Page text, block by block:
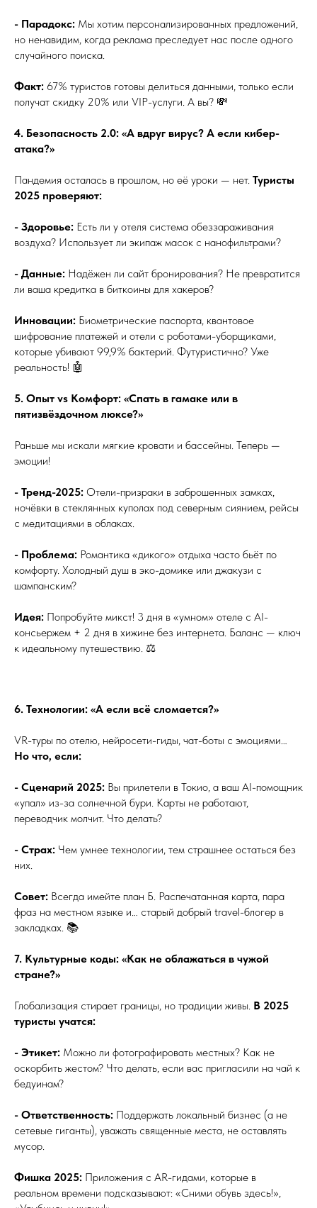
- Парадокс: Мы хотим персонализированных предложений,
но ненавидим, когда реклама преследует нас после одного
случайного поиска.
Факт: 67% туристов готовы делиться данными, только если
получат скидку 20% или VIP-услуги. А вы? 💸
4. Безопасность 2.0: «А вдруг вирус? А если кибер-
атака?»
Пандемия осталась в прошлом, но её уроки — нет. Туристы
2025 проверяют:
- Здоровье: Есть ли у отеля система обеззараживания
воздуха? Использует ли экипаж масок с нанофильтрами?
- Данные: Надёжен ли сайт бронирования? Не превратится
ли ваша кредитка в биткоины для хакеров?
Инновации: Биометрические паспорта, квантовое
шифрование платежей и отели с роботами-уборщиками,
которые убивают 99,9% бактерий. Футуристично? Уже
реальность! 🤖
5. Опыт vs Комфорт: «Спать в гамаке или в
пятизвёздочном люксе?»
Раньше мы искали мягкие кровати и бассейны. Теперь —
эмоции!
- Тренд-2025: Отели-призраки в заброшенных замках,
ночёвки в стеклянных куполах под северным сиянием, рейсы
с медитациями в облаках.
- Проблема: Романтика «дикого» отдыха часто бьёт по
комфорту. Холодный душ в эко-домике или джакузи с
шампанским?
Идея: Попробуйте микст! 3 дня в «умном» отеле с AI-
консьержем + 2 дня в хижине без интернета. Баланс — ключ
к идеальному путешествию. ⚖️
6. Технологии: «А если всё сломается?»
VR-туры по отелю, нейросети-гиды, чат-боты с эмоциями…
Но что, если:
- Сценарий 2025: Вы прилетели в Токио, а ваш AI-помощник
«упал» из-за солнечной бури. Карты не работают,
переводчик молчит. Что делать?
- Страх: Чем умнее технологии, тем страшнее остаться без
них.
Совет: Всегда имейте план Б. Распечатанная карта, пара
фраз на местном языке и… старый добрый travel-блогер в
закладках. 📚
7. Культурные коды: «Как не облажаться в чужой
стране?»
Глобализация стирает границы, но традиции живы. В 2025
туристы учатся:
- Этикет: Можно ли фотографировать местных? Как не
оскорбить жестом? Что делать, если вас пригласили на чай к
бедуинам?
- Ответственность: Поддержать локальный бизнес (а не
сетевые гиганты), уважать священные места, не оставлять
мусор.
Фишка 2025: Приложения с AR-гидами, которые в
реальном времени подсказывают: «Сними обувь здесь!»,